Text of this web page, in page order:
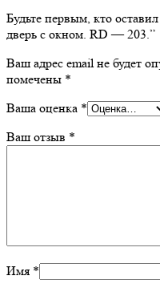
Будьте первым, кто
дверь с окном. RD — 203.”
Ваш адрес email не будет
помечены *
Ваша оценка *
Ваш отзыв *
Имя *